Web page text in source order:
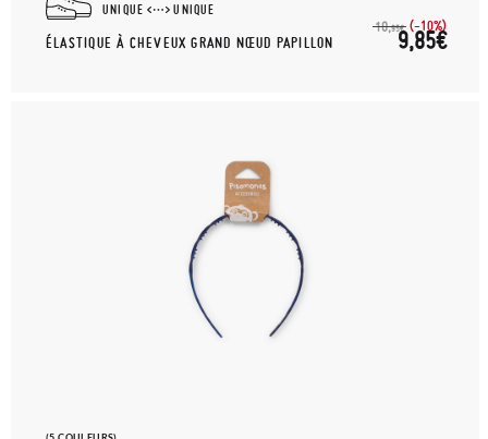
UNIQUE UNIQUE
ÉLASTIQUE À CHEVEUX GRAND NŒUD PAPILLON
10,95€ (-10%)
9,85€